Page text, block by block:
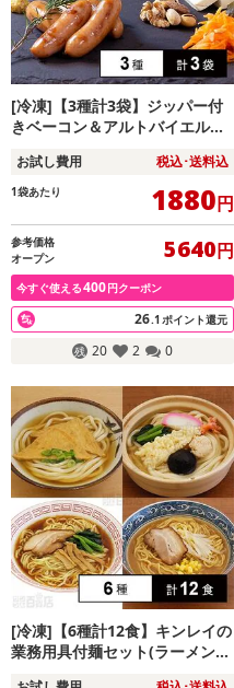
[冷凍]【3種計3袋】ジッパー付
きベーコン＆アルトバイエルン
お試し費用 税込･送料込
1袋あたり 1880円
参考価格
オープン
5640円
今すぐ使える400円クーポン
26.1ポイント還元
20 2 0
[冷凍]【6種計12食】キンレイの
業務用具付麺セット(ラーメン3